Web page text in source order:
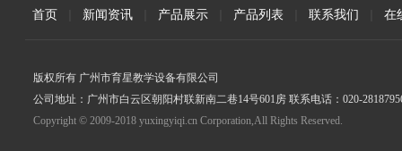
首页 新闻资讯 产品展示 产品列表 联系我们 在
版权所有 广州市育星教学设备有限公司
公司地址：广州市白云区朝阳村联新南二巷14号601房 联系电话：020-
Copyright © 2009-2018 yuxingyiqi.cn Corporation,All Rights Reserved.